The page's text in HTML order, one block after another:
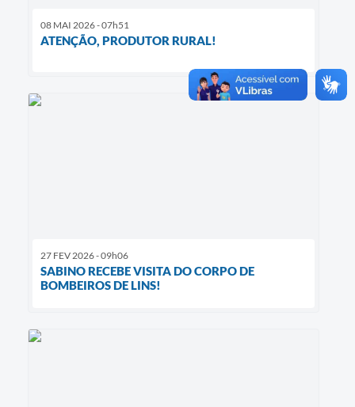
08 MAI 2026 - 07h51
ATENÇÃO, PRODUTOR RURAL!
27 FEV 2026 - 09h06
SABINO RECEBE VISITA DO CORPO DE
BOMBEIROS DE LINS!